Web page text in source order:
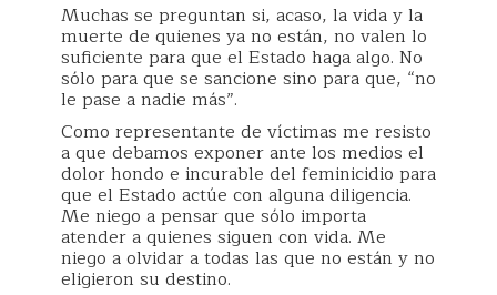
Muchas se preguntan si, acaso, la vida y la
muerte de quienes ya no están, no valen lo
suficiente para que el Estado haga algo. No
sólo para que se sancione sino para que, “no
le pase a nadie más”.
Como representante de víctimas me resisto
a que debamos exponer ante los medios el
dolor hondo e incurable del feminicidio para
que el Estado actúe con alguna diligencia.
Me niego a pensar que sólo importa
atender a quienes siguen con vida. Me
niego a olvidar a todas las que no están y no
eligieron su destino.